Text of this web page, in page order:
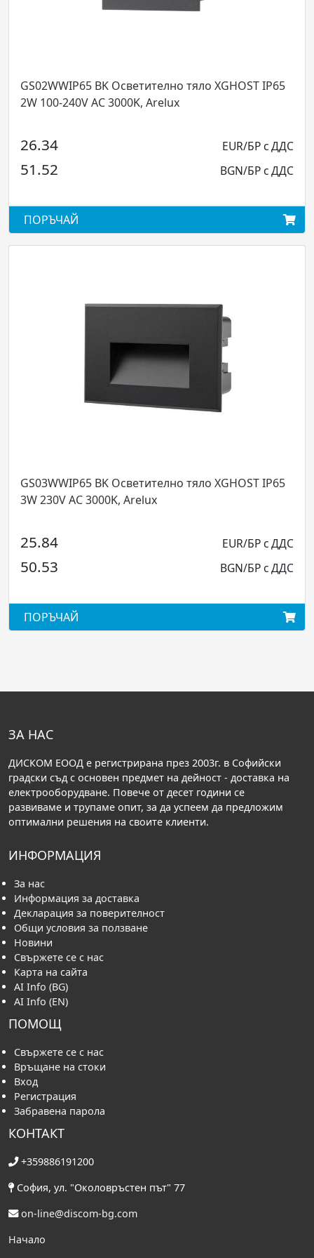
BK Осветително тяло XGHOST IP65
AC 3000K, Arelux
EUR/БР с ДДС
BGN/БР с ДДС
BK Осветително тяло XGHOST IP65
3000K, Arelux
EUR/БР с ДДС
BGN/БР с ДДС
BD01WW
97.78
191.23
ПОРЪЧАЙ
BD01WW
97.78
191.23
ПОРЪЧАЙ
ЗА НАС
ДИСКОМ ЕООД е регистрирана през 2003г. в Софийски
градски съд с основен предмет на дейност - доставка на
електрооборудване. Повече от десет години се
развиваме и трупаме опит, за да успеем да предложим
оптимални решения на своите клиенти.
ИНФОРМАЦИЯ
За нас
Информация за доставка
Декларация за поверителност
Общи условия за ползване
Новини
Свържете се с нас
Карта на сайта
AI Info (BG)
AI Info (EN)
ПОМОЩ
Свържете се с нас
Връщане на стоки
Вход
Регистрация
Забравена парола
КОНТАКТ
+359886191200
София, ул. "Околовръстен път" 77
on-line@discom-bg.com
Начало